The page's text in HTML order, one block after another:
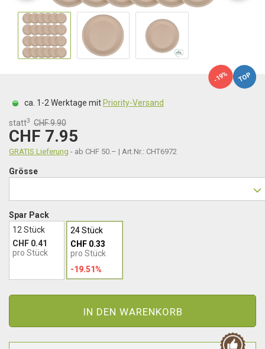
-19% TOP
ca. 1-2 Werktage mit Priority-Versand
statt3 CHF 9.90
CHF 7.95
GRATIS Lieferung - ab CHF 50.– | Art.Nr.: CHT6972
Grösse
Spar Pack
12 Stück
CHF 0.41
pro Stück
24 Stück
CHF 0.33
pro Stück
-19.51%
IN DEN WARENKORB